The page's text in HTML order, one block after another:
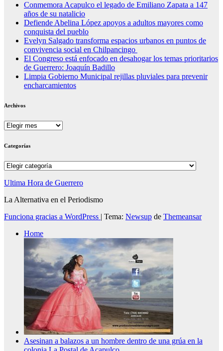
Conmemora Acapulco el legado de Emiliano Zapata a 147
años de su natalicio
Defiende Abelina López apoyos a adultos mayores como
conquista del pueblo
Evelyn Salgado transforma espacios urbanos en puntos de
convivencia social en Chilpancingo
El Congreso está enfocado en desahogar los temas prioritarios
de Guerrero: Joaquín Badillo
Limpia Gobierno Municipal rejillas pluviales para prevenir
encharcamientos
Archivos
Archivos
Categorías
Categorías
Ultima Hora de Guerrero
La Alternativa en el Periodismo
Funciona gracias a WordPress | Tema: Newsup de Themeansar
Home
Asesinan a balazos a un hombre dentro de una grúa en la